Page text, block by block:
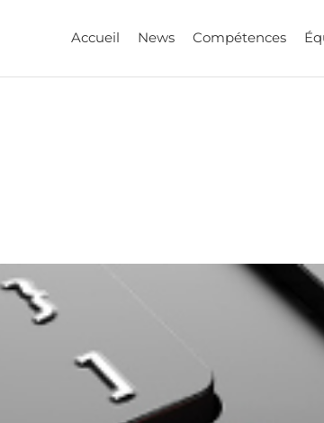
Accueil News Compétences